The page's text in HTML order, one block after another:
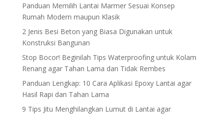
Panduan Memilih Lantai Marmer Sesuai Konsep
Rumah Modern maupun Klasik
2 Jenis Besi Beton yang Biasa Digunakan untuk
Konstruksi Bangunan
Stop Bocor! Beginilah Tips Waterproofing untuk Kolam
Renang agar Tahan Lama dan Tidak Rembes
Panduan Lengkap: 10 Cara Aplikasi Epoxy Lantai agar
Hasil Rapi dan Tahan Lama
9 Tips Jitu Menghilangkan Lumut di Lantai agar